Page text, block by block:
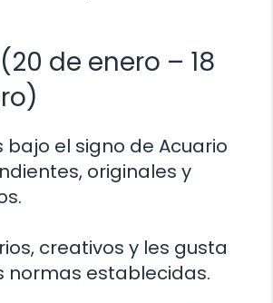
de enero – 18
bajo el signo de Acuario
originales y
creativos y les gusta
normas establecidas.